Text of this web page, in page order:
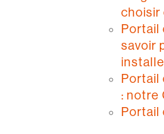
choisir
Portail
savoir
Portail
: notre
Portail